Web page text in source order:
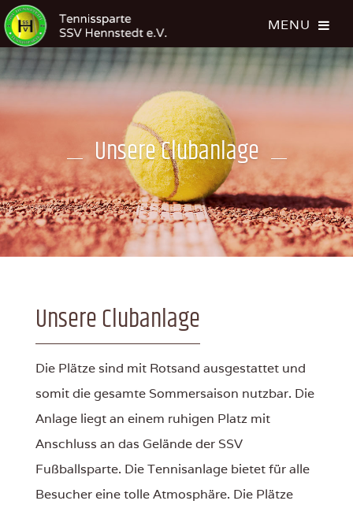
Unsere Clubanlage
Unsere Clubanlage
Die Plätze sind mit Rotsand ausgestattet und
somit die gesamte Sommersaison nutzbar. Die
Anlage liegt an einem ruhigen Platz mit
Anschluss an das Gelände der SSV
Fußballsparte. Die Tennisanlage bietet für alle
Besucher eine tolle Atmosphäre. Die Plätze